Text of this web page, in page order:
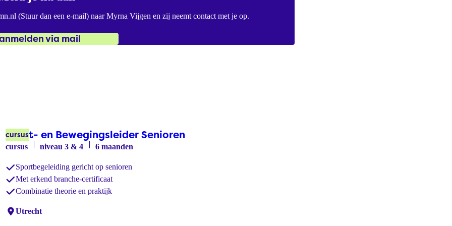
(Stuur dan een e-mail)naar Myrna Vijgen en zij neemt contact met je op.
via mail
Sport- en Bewegingsleider Senioren
cursus niveau 3 & 4 6 maanden
cursus
Sportbegeleiding gericht op senioren
Met erkend branche-certificaat
Combinatie theorie en praktijk
Locaties:
Utrecht